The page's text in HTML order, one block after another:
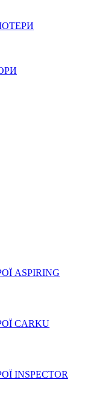
ASPIRING
CARKU
INSPECTOR